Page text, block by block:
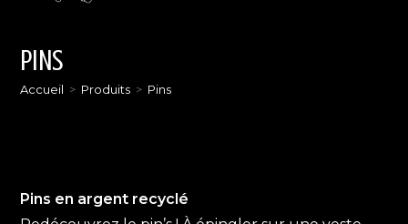
PINS
Accueil > Produits > Pins
Pins en argent recyclé